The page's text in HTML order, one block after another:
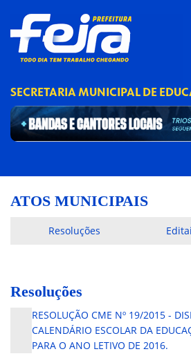
SECRETARIA MUNICIPAL DE
ATOS MUNICIPAIS
Resoluções
Resoluções
RESOLUÇÃO CME Nº 19/2015 -
CALENDÁRIO ESCOLAR DA
PARA O ANO LETIVO DE 2016.